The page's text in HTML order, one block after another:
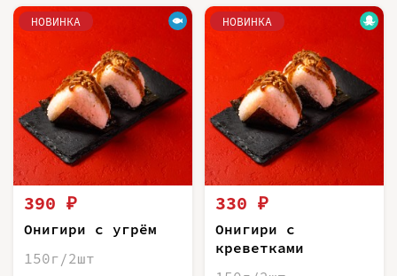
НОВИНКА
390 ₽
Онигири с угрём
150г/2шт
НОВИНКА
330 ₽
Онигири с
креветками